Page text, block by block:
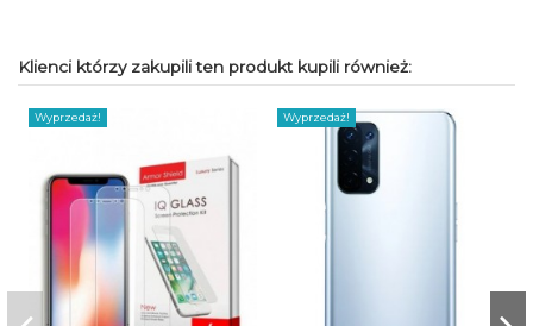
Klienci którzy zakupili ten produkt kupili również:
Wyprzedaż! Wyprzedaż!